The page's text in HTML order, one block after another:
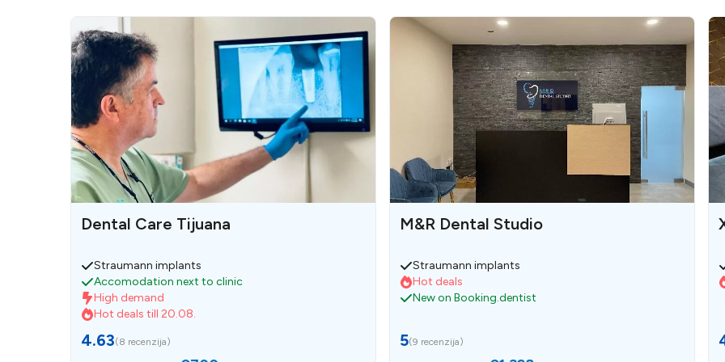
Dental Care Tijuana
Straumann implants
Accomodation next to clinic
High demand
Hot deals till 20.08.
4.63(8 recenzija)
M&R Dental Studio
Straumann implants
Hot deals
New on Booking.dentist
5(9 recenzija)